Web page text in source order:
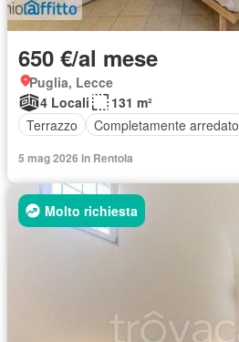
650 €/al mese
Puglia, Lecce
4 Locali
131 m²
Terrazzo
Completamente arredato
5 mag 2026 in Rentola
Molto richiesta